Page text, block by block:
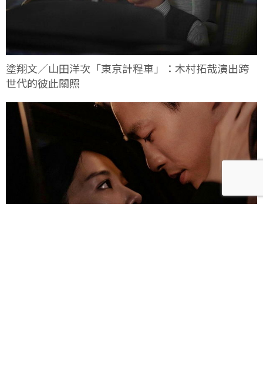
塗翔文／山田洋次「東京計程車」：木村拓哉演出跨
世代的彼此關照